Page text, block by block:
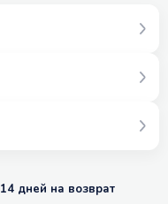
14 дней на возврат